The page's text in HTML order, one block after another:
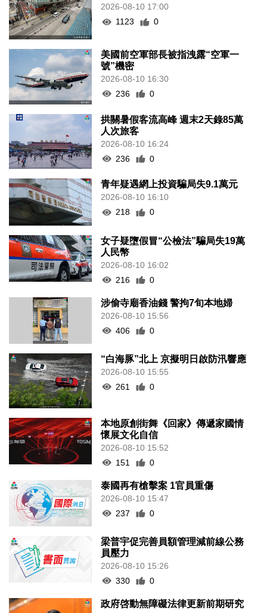
2026-08-10 17:00
1123
0
美國前空軍部長被指洩露“空軍一
號”機密
2026-08-10 16:30
236
0
拱關暑假客流高峰 週末2天錄85萬
人次旅客
2026-08-10 16:24
236
0
青年疑遇網上投資騙局失9.1萬元
2026-08-10 16:10
218
0
女子疑墮假冒“公檢法”騙局失19萬
人民幣
2026-08-10 16:02
216
0
涉偷寺廟香油錢 警拘7旬本地婦
2026-08-10 15:56
406
0
“白海豚”北上 京擬明日啟防汛響應
2026-08-10 15:55
261
0
本地原創街舞《回家》傳遞家國情
懷展文化自信
2026-08-10 15:52
151
0
泰國再有槍擊案 1官員重傷
2026-08-10 15:47
237
0
梁普宇促完善員額管理減前線公務
員壓力
2026-08-10 15:26
330
0
政府啓動無障礙法律更新前期研究